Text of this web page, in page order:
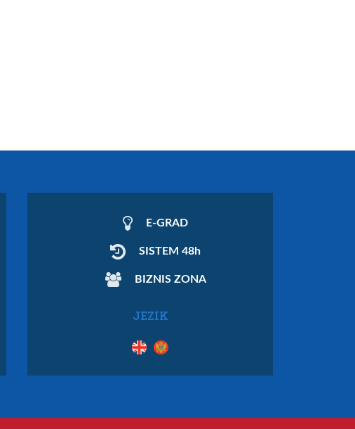
E-GRAD
SISTEM 48h
BIZNIS ZONA
JEZIK